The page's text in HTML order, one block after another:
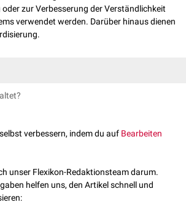
zur Verbesserung der Verständlichkeit
verwendet werden. Darüber hinaus dienen
in verschiedenen Zusammenhängen
verbessern, indem du auf Bearbeiten
unser Flexikon-Redaktionsteam darum.
helfen uns, den Artikel schnell und